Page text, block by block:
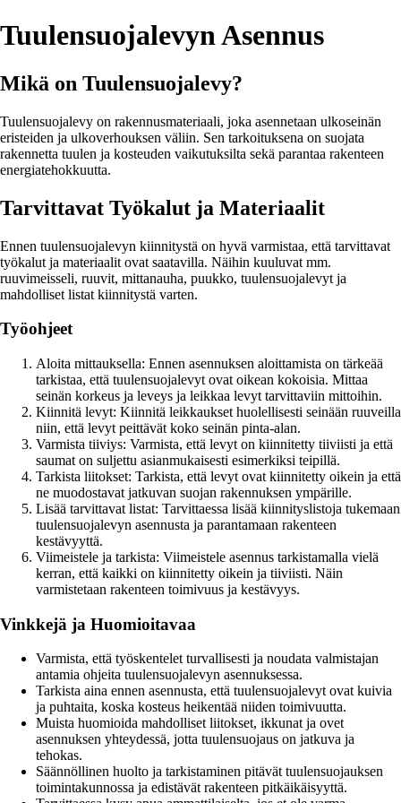
Tuulensuojalevyn Asennus
Mikä on Tuulensuojalevy?
Tuulensuojalevy on rakennusmateriaali, joka asennetaan ulkoseinän
eristeiden ja ulkoverhouksen väliin. Sen tarkoituksena on suojata
rakennetta tuulen ja kosteuden vaikutuksilta sekä parantaa rakenteen
energiatehokkuutta.
Tarvittavat Työkalut ja Materiaalit
Ennen tuulensuojalevyn kiinnitystä on hyvä varmistaa, että tarvittavat
työkalut ja materiaalit ovat saatavilla. Näihin kuuluvat mm.
ruuvimeisseli, ruuvit, mittanauha, puukko, tuulensuojalevyt ja
mahdolliset listat kiinnitystä varten.
Työohjeet
Aloita mittauksella: Ennen asennuksen aloittamista on tärkeää
tarkistaa, että tuulensuojalevyt ovat oikean kokoisia. Mittaa
seinän korkeus ja leveys ja leikkaa levyt tarvittaviin mittoihin.
Kiinnitä levyt: Kiinnitä leikkaukset huolellisesti seinään ruuveilla
niin, että levyt peittävät koko seinän pinta-alan.
Varmista tiiviys: Varmista, että levyt on kiinnitetty tiiviisti ja että
saumat on suljettu asianmukaisesti esimerkiksi teipillä.
Tarkista liitokset: Tarkista, että levyt ovat kiinnitetty oikein ja että
ne muodostavat jatkuvan suojan rakennuksen ympärille.
Lisää tarvittavat listat: Tarvittaessa lisää kiinnityslistoja tukemaan
tuulensuojalevyn asennusta ja parantamaan rakenteen
kestävyyttä.
Viimeistele ja tarkista: Viimeistele asennus tarkistamalla vielä
kerran, että kaikki on kiinnitetty oikein ja tiiviisti. Näin
varmistetaan rakenteen toimivuus ja kestävyys.
Vinkkejä ja Huomioitavaa
Varmista, että työskentelet turvallisesti ja noudata valmistajan
antamia ohjeita tuulensuojalevyn asennuksessa.
Tarkista aina ennen asennusta, että tuulensuojalevyt ovat kuivia
ja puhtaita, koska kosteus heikentää niiden toimivuutta.
Muista huomioida mahdolliset liitokset, ikkunat ja ovet
asennuksen yhteydessä, jotta tuulensuojaus on jatkuva ja
tehokas.
Säännöllinen huolto ja tarkistaminen pitävät tuulensuojauksen
toimintakunnossa ja edistävät rakenteen pitkäikäisyyttä.